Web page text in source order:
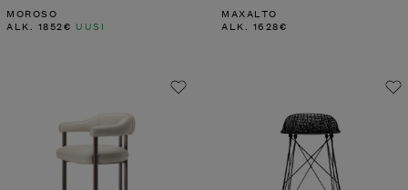
MOROSO
ALK. 1852€ UUSI
MAXALTO
ALK. 1628€